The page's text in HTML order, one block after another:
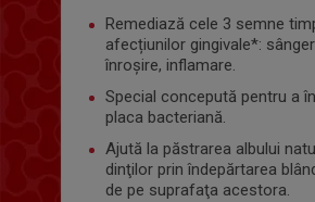
Remediază cele 3 semne
afecțiunilor gingivale*:
înroșire, inflamare.
Special concepută pentru a
placa bacteriană.
Ajută la păstrarea albului
dinţilor prin îndepărtarea
de pe suprafaţa acestora.